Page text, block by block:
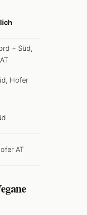
+ Süd,
Hofer
AT